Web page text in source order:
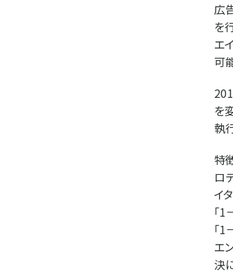
広
を
エ
可
を
執
特
ロ
イ
「
「
エ
決